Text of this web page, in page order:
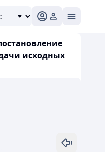
исходных